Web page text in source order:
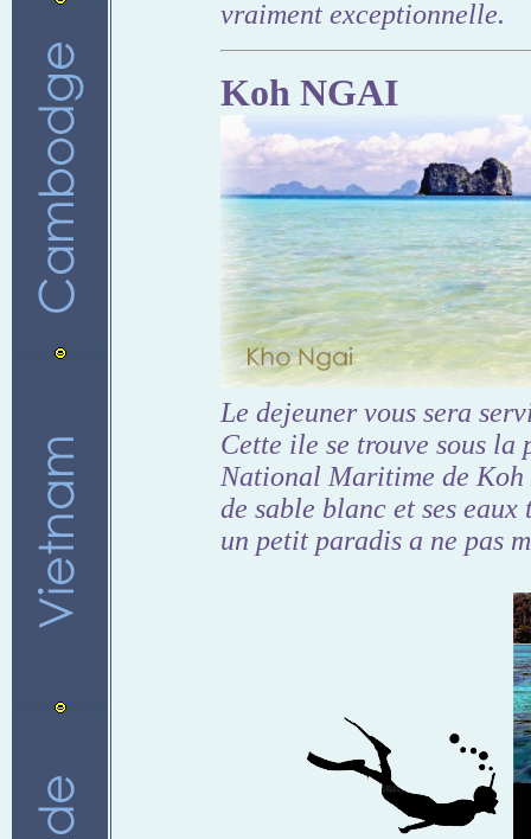
vraiment exceptionnelle.
Koh NGAI
Le dejeuner vous sera
Cette ile se trouve sous la
National Maritime de Koh
de sable blanc et ses
un petit paradis a ne pas